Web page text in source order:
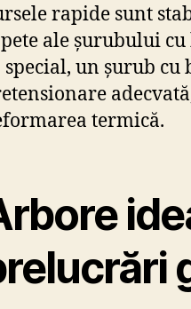
rapide sunt
ale șurubului
un șurub cu
termică.